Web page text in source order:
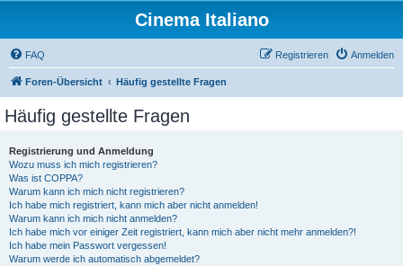
Cinema Italiano
FAQ Anmelden
Registrieren
Foren-Übersicht Häufig gestellte Fragen
Häufig gestellte Fragen
Registrierung und Anmeldung
Wozu muss ich mich registrieren?
Was ist COPPA?
Warum kann ich mich nicht registrieren?
Ich habe mich registriert, kann mich aber nicht anmelden!
Warum kann ich mich nicht anmelden?
Ich habe mich vor einiger Zeit registriert, kann mich aber nicht mehr anmelden?!
Ich habe mein Passwort vergessen!
Warum werde ich automatisch abgemeldet?